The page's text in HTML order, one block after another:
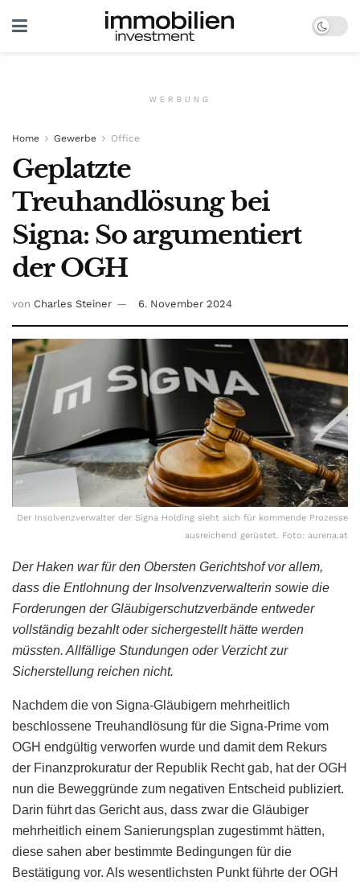
WERBUNG
Home Gewerbe Office
Geplatzte
Treuhandlösung bei
Signa: So argumentiert
der OGH
von Charles Steiner 6. November 2024
Der Insolvenzverwalter der Signa Holding sieht sich für kommende Prozesse
ausreichend gerüstet. Foto: aurena.at
Der Haken war für den Obersten Gerichtshof vor allem,
dass die Entlohnung der Insolvenzverwalterin sowie die
Forderungen der Gläubigerschutzverbände entweder
vollständig bezahlt oder sichergestellt hätte werden
müssten. Allfällige Stundungen oder Verzicht zur
Sicherstellung reichen nicht.
Nachdem die von Signa-Gläubigern mehrheitlich
beschlossene Treuhandlösung für die Signa-Prime vom
OGH endgültig verworfen wurde und damit dem Rekurs
der Finanzprokuratur der Republik Recht gab, hat der OGH
nun die Beweggründe zum negativen Entscheid publiziert.
Darin führt das Gericht aus, dass zwar die Gläubiger
mehrheitlich einem Sanierungsplan zugestimmt hätten,
diese sahen aber bestimmte Bedingungen für die
Bestätigung vor. Als wesentlichsten Punkt führte der OGH